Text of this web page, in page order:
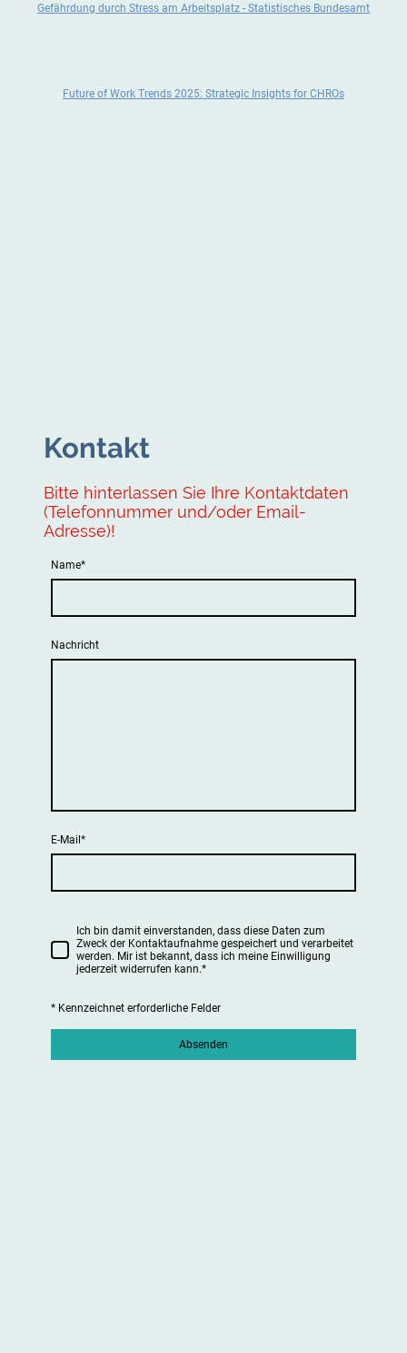
Gefährdung durch Stress am Arbeitsplatz - Statistisches Bundesamt
Future of Work Trends 2025: Strategic Insights for CHROs
Kontakt
Bitte hinterlassen Sie Ihre Kontaktdaten
(Telefonnummer und/oder Email-
Adresse)!
Name*
Nachricht
E-Mail *
Ich bin damit einverstanden, dass diese Daten zum
Zweck der Kontaktaufnahme gespeichert und verarbeitet
werden. Mir ist bekannt, dass ich meine Einwilligung
jederzeit widerrufen kann.*
* Kennzeichnet erforderliche Felder
Absenden